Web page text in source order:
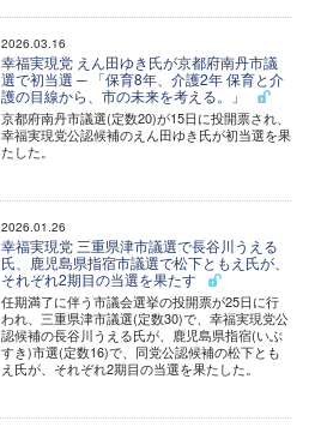
2026.03.16
幸福実現党 えん田ゆき氏が京都府南丹市議
選で初当選 ─ 「保育8年、介護2年 保育と介
護の目線から、市の未来を考える。」
京都府南丹市議選(定数20)が15日に投開票され、
幸福実現党公認候補のえん田ゆき氏が初当選を果
たした。
2026.01.26
幸福実現党 三重県津市議選で長谷川うえる
氏、鹿児島県指宿市議選で松下ともえ氏が、
それぞれ2期目の当選を果たす
任期満了に伴う市議会選挙の投開票が25日に行
われ、三重県津市議選(定数30)で、幸福実現党公
認候補の長谷川うえる氏が、鹿児島県指宿(いぶ
すき)市選(定数16)で、同党公認候補の松下とも
え氏が、それぞれ2期目の当選を果たした。